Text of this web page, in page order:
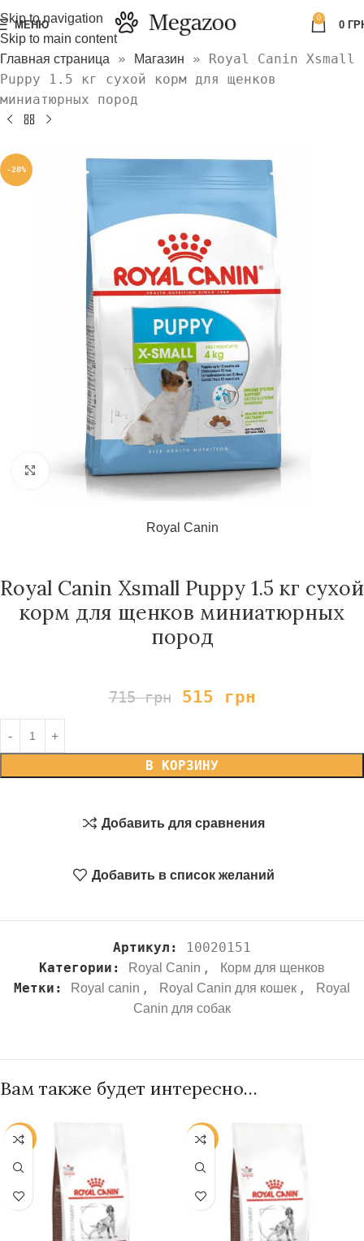
Skip to navigation
Skip to main content
МЕНЮ
0
0
Главная страница » Магазин » Royal Canin Xsmall
Puppy 1.5 кг сухой корм для щенков
миниатюрных пород
-28%
Нажмите, чтобы увеличить
Royal Canin
Royal Canin Xsmall Puppy 1.5 кг сухой
корм для щенков миниатюрных
пород
715грн 515 грн
В КОРЗИНУ
Добавить для сравнения
Добавить в список желаний
Артикул:
10020151
Категории:
Royal Canin , Корм для щенков
Метки: Royal canin , Royal Canin для кошек ,
Royal
Canin для собак
Вам также будет интересно…
-25% -25%